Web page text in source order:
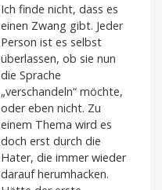
Ich finde nicht, dass es
einen Zwang gibt. Jeder
Person ist es selbst
überlassen, ob sie nun
die Sprache
„verschandeln“ möchte,
oder eben nicht. Zu
einem Thema wird es
doch erst durch die
Hater, die immer wieder
darauf herumhacken.